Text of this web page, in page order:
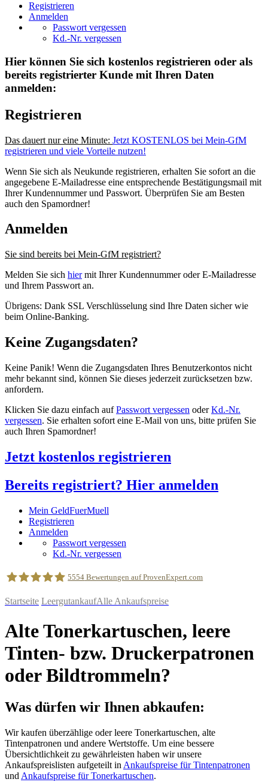
Registrieren
Anmelden
Passwort vergessen
Kd.-Nr. vergessen
Hier können Sie sich kostenlos registrieren oder als
bereits registrierter Kunde mit Ihren Daten
anmelden:
Registrieren
Das dauert nur eine Minute: Jetzt KOSTENLOS bei Mein-GfM
registrieren und viele Vorteile nutzen!
Wenn Sie sich als Neukunde registrieren, erhalten Sie sofort an die
angegebene E-Mailadresse eine entsprechende Bestätigungsmail mit
Ihrer Kundennummer und Passwort. Überprüfen Sie am Besten
auch den Spamordner!
Anmelden
Sie sind bereits bei Mein-GfM registriert?
Melden Sie sich hiermit Ihrer Kundennummer oder E-Mailadresse
und Ihrem Passwort an.
Übrigens: Dank SSL Verschlüsselung sind Ihre Daten sicher wie
beim Online-Banking.
Keine Zugangsdaten?
Keine Panik! Wenn die Zugangsdaten Ihres Benutzerkontos nicht
mehr bekannt sind, können Sie dieses jederzeit zurücksetzen bzw.
anfordern.
Klicken Sie dazu einfach aufPasswort vergessen oderKd.-Nr.
vergessen. Sie erhalten sofort eine E-Mail von uns, bitte prüfen Sie
auch Ihren Spamordner!
Jetzt kostenlos registrieren
Bereits registriert? Hier anmelden
Mein GeldFuerMuell
Registrieren
Anmelden
Passwort vergessen
Kd.-Nr. vergessen
5554 Bewertungen auf ProvenExpert.com
Startseite LeergutankaufAlle Ankaufspreise
Alte Tonerkartuschen, leere
Tinten- bzw. Druckerpatronen
oder Bildtrommeln?
Was dürfen wir Ihnen abkaufen:
Wir kaufen überzählige oder leere Tonerkartuschen, alte
Tintenpatronen und andere Wertstoffe. Um eine bessere
Übersichtlichkeit zu gewährleisten haben wir unsere
Ankaufspreislisten aufgeteilt in Ankaufspreise für Tintenpatronen
und Ankaufspreise für Tonerkartuschen.